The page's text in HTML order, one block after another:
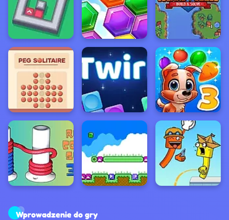
Wprowadzenie do gry